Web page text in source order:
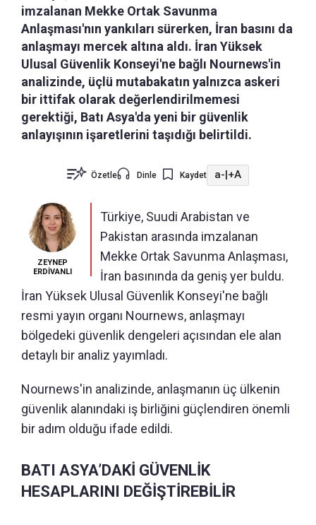
imzalanan Mekke Ortak Savunma
Anlaşması'nın yankıları sürerken, İran basını da
anlaşmayı mercek altına aldı. İran Yüksek
Ulusal Güvenlik Konseyi'ne bağlı Nournews'in
analizinde, üçlü mutabakatın yalnızca askeri
bir ittifak olarak değerlendirilmemesi
gerektiği, Batı Asya'da yeni bir güvenlik
anlayışının işaretlerini taşıdığı belirtildi.
Özetle Dinle Kaydet a-|+A
ZEYNEP
ERDİVANLI
Türkiye, Suudi Arabistan ve
Pakistan arasında imzalanan
Mekke Ortak Savunma Anlaşması,
İran basınında da geniş yer buldu.
İran Yüksek Ulusal Güvenlik Konseyi'ne bağlı
resmi yayın organı Nournews, anlaşmayı
bölgedeki güvenlik dengeleri açısından ele alan
detaylı bir analiz yayımladı.
Nournews'in analizinde, anlaşmanın üç ülkenin
güvenlik alanındaki iş birliğini güçlendiren önemli
bir adım olduğu ifade edildi.
BATI ASYA’DAKİ GÜVENLİK
HESAPLARINI DEĞİŞTİREBİLİR